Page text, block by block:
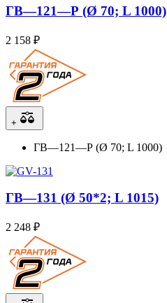
ГВ—121—Р (Ø 70; L 1000)
2 158 ₽
+
ГВ—121—Р (Ø 70; L 1000)
ГВ—131 (Ø 50*2; L 1015)
2 248 ₽